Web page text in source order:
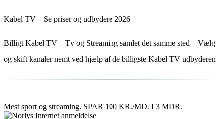
Kabel TV – Se priser og udbydere 2026
Billigt Kabel TV – Tv og Streaming samlet det samme sted – Vælg
og skift kanaler nemt ved hjælp af de billigste Kabel TV udbyderen
Mest sport og streaming. SPAR 100 KR./MD. I 3 MDR.